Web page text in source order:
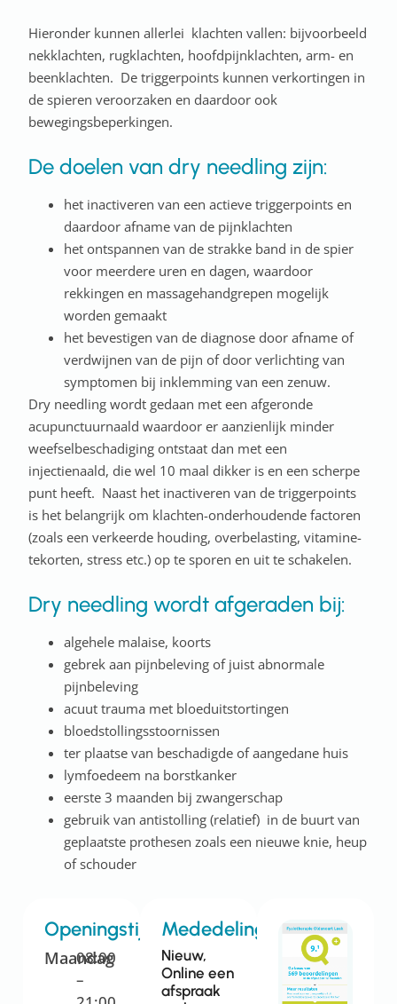
Hieronder kunnen allerlei klachten vallen: bijvoorbeeld
nekklachten, rugklachten, hoofdpijnklachten, arm- en
beenklachten. De triggerpoints kunnen verkortingen in
de spieren veroorzaken en daardoor ook
bewegingsbeperkingen.
De doelen van dry needling zijn:
het inactiveren van een actieve triggerpoints en
daardoor afname van de pijnklachten
het ontspannen van de strakke band in de spier
voor meerdere uren en dagen, waardoor
rekkingen en massagehandgrepen mogelijk
worden gemaakt
het bevestigen van de diagnose door afname of
verdwijnen van de pijn of door verlichting van
symptomen bij inklemming van een zenuw.
Dry needling wordt gedaan met een afgeronde
acupunctuurnaald waardoor er aanzienlijk minder
weefselbeschadiging ontstaat dan met een
injectienaald, die wel 10 maal dikker is en een scherpe
punt heeft. Naast het inactiveren van de triggerpoints
is het belangrijk om klachten-onderhoudende factoren
(zoals een verkeerde houding, overbelasting, vitamine-
tekorten, stress etc.) op te sporen en uit te schakelen.
Dry needling wordt afgeraden bij:
algehele malaise, koorts
gebrek aan pijnbeleving of juist abnormale
pijnbeleving
acuut trauma met bloeduitstortingen
bloedstollingsstoornissen
ter plaatse van beschadigde of aangedane huis
lymfoedeem na borstkanker
eerste 3 maanden bij zwangerschap
gebruik van antistolling (relatief) in de buurt van
geplaatste prothesen zoals een nieuwe knie, heup
of schouder
Openingstijden
Maandag
08:00
–
Mededelingen
Nieuw,
Online een
afspraak